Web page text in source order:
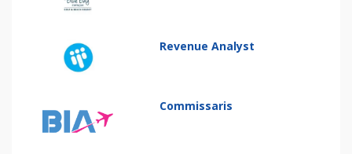
Revenue Analyst
Commissaris